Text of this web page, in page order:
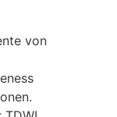
von